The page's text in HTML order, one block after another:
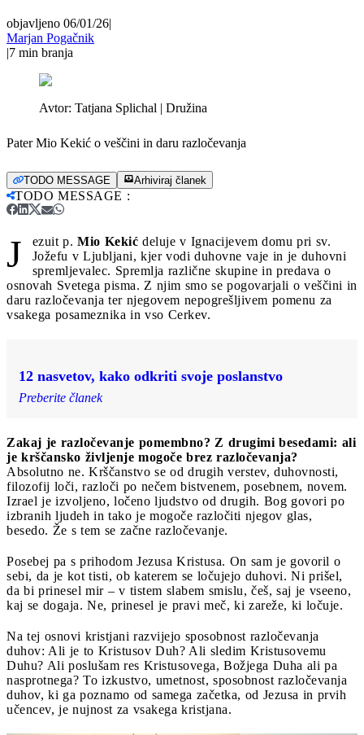
objavljeno 06/01/26|
Marjan Pogačnik
|7 min branja
Avtor: Tatjana Splichal | Družina
Pater Mio Kekić o veščini in daru razločevanja
TODO MESSAGE Arhiviraj članek
TODO MESSAGE :
J ezuit p. Mio Kekić deluje v Ignacijevem domu pri sv.
Jožefu v Ljubljani, kjer vodi duhovne vaje in je duhovni
spremljevalec. Spremlja različne skupine in predava o
osnovah Svetega pisma. Z njim smo se pogovarjali o veščini in
daru razločevanja ter njegovem nepogrešljivem pomenu za
vsakega posameznika in vso Cerkev.
12 nasvetov, kako odkriti svoje poslanstvo
Preberite članek
Zakaj je razločevanje pomembno? Z drugimi besedami: ali
je krščansko življenje mogoče brez razločevanja?
Absolutno ne. Krščanstvo se od drugih verstev, duhovnosti,
filozofij loči, razloči po nečem bistvenem, posebnem, novem.
Izrael je izvoljeno, ločeno ljudstvo od drugih. Bog govori po
izbranih ljudeh in tako je mogoče razločiti njegov glas,
besedo. Že s tem se začne razločevanje.
Posebej pa s prihodom Jezusa Kristusa. On sam je govoril o
sebi, da je kot tisti, ob katerem se ločujejo duhovi. Ni prišel,
da bi prinesel mir – v tistem slabem smislu, češ, saj je vseeno,
kaj se dogaja. Ne, prinesel je pravi meč, ki zareže, ki ločuje.
Na tej osnovi kristjani razvijejo sposobnost razločevanja
duhov: Ali je to Kristusov Duh? Ali sledim Kristusovemu
Duhu? Ali poslušam res Kristusovega, Božjega Duha ali pa
nasprotnega? To izkustvo, umetnost, sposobnost razločevanja
duhov, ki ga poznamo od samega začetka, od Jezusa in prvih
učencev, je nujnost za vsakega kristjana.